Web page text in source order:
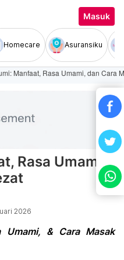
Masuk
Homecare Asuransiku
Manfaat, Rasa Umami, dan Cara
Rasa Umami,
2026
Umami, & Cara Masak